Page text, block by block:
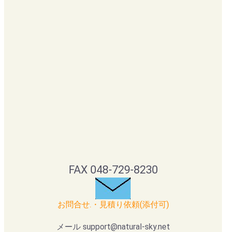
FAX 048-729-8230
お問合せ.・見積り依頼(添付可)
メール support@natural-sky.net